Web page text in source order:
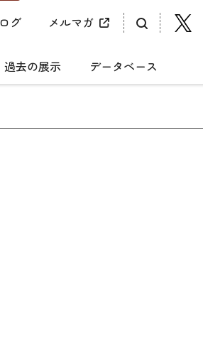
グ メルマガ
過去の展示 データベース